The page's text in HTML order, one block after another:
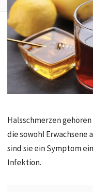
Halsschmerzen
die sowohl Erwachsene
sind sie ein Symptom
Infektion.